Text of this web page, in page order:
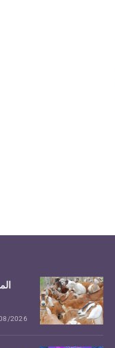
2026